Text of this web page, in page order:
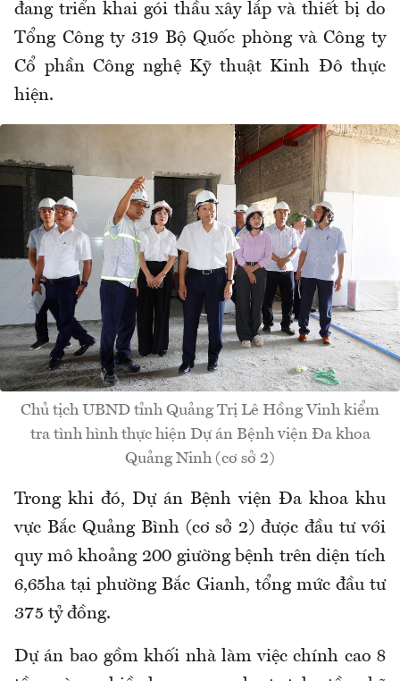
đang triển khai gói thầu xây lắp và thiết bị do
Tổng Công ty 319 Bộ Quốc phòng và Công ty
Cổ phần Công nghệ Kỹ thuật Kinh Đô thực
hiện.
Chủ tịch UBND tỉnh Quảng Trị Lê Hồng Vinh kiểm
tra tình hình thực hiện Dự án Bệnh viện Đa khoa
Quảng Ninh (cơ sở 2)
Trong khi đó, Dự án Bệnh viện Đa khoa khu
vực Bắc Quảng Bình (cơ sở 2) được đầu tư với
quy mô khoảng 200 giường bệnh trên diện tích
6,65ha tại phường Bắc Gianh, tổng mức đầu tư
375 tỷ đồng.
Dự án bao gồm khối nhà làm việc chính cao 8